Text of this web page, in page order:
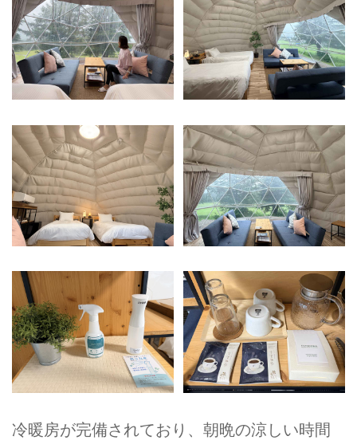
冷暖房が完備されており、朝晩の涼しい時間